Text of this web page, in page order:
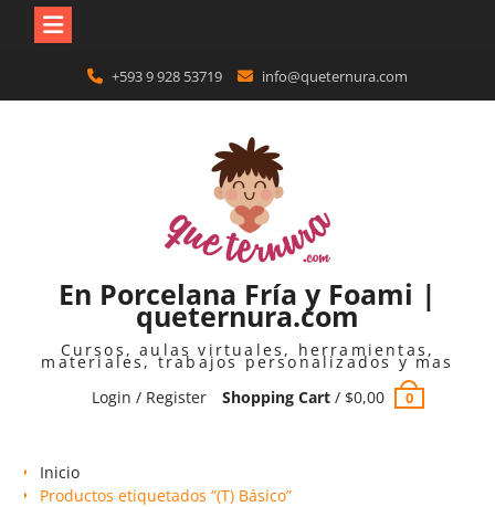
content
+593 9 928 53719 info@queternura.com
En Porcelana Fría y Foami |
queternura.com
Cursos, aulas virtuales, herramientas,
materiales, trabajos personalizados y mas
Login / Register
Shopping Cart/ $0,00 0
Inicio
Productos etiquetados “(T) Básico”